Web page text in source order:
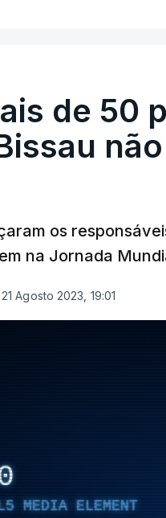
de 50
os
na Jornada
Agosto 2023, 19:01
MEDIA ELEMENT